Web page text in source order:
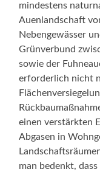
mindestens
Auenlandschaft
Nebengewässer
Grünverbund
sowie der
erforderlich nicht
einen verstärkten
Abgasen in
man bedenkt, dass